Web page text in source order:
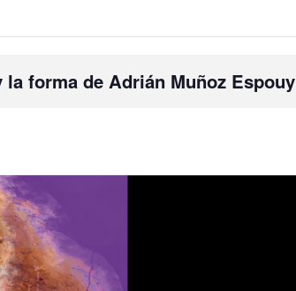
forma de Adrián Muñoz Espouy